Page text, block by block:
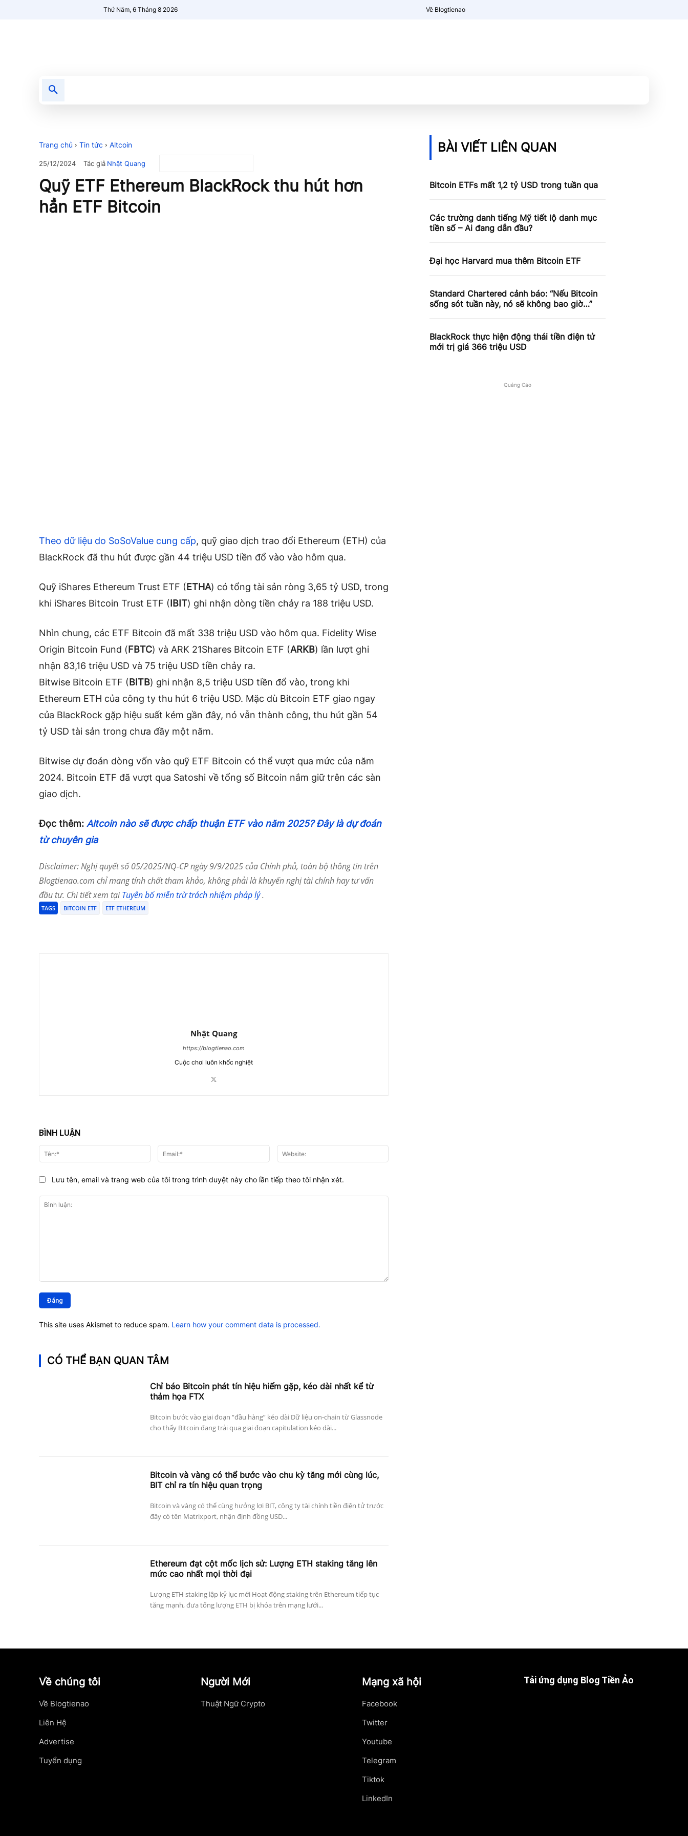
Thứ Năm, 6 Tháng 8 2026 Về Blogtienao
Trang chủ Tin tức Altcoin
25/12/2024 Tác giả Nhật Quang
Quỹ ETF Ethereum BlackRock thu hút hơn
hẳn ETF Bitcoin
Theo dữ liệu do SoSoValue cung cấp, quỹ giao dịch trao đổi Ethereum (ETH) của
BlackRock đã thu hút được gần 44 triệu USD tiền đổ vào vào hôm qua.
Quỹ iShares Ethereum Trust ETF (ETHA) có tổng tài sản ròng 3,65 tỷ USD, trong
khi iShares Bitcoin Trust ETF (IBIT) ghi nhận dòng tiền chảy ra 188 triệu USD.
Nhìn chung, các ETF Bitcoin đã mất 338 triệu USD vào hôm qua. Fidelity Wise
Origin Bitcoin Fund (FBTC) và ARK 21Shares Bitcoin ETF (ARKB) lần lượt ghi
nhận 83,16 triệu USD và 75 triệu USD tiền chảy ra.
Bitwise Bitcoin ETF (BITB) ghi nhận 8,5 triệu USD tiền đổ vào, trong khi
Ethereum ETH của công ty thu hút 6 triệu USD. Mặc dù Bitcoin ETF giao ngay
của BlackRock gặp hiệu suất kém gần đây, nó vẫn thành công, thu hút gần 54
tỷ USD tài sản trong chưa đầy một năm.
Bitwise dự đoán dòng vốn vào quỹ ETF Bitcoin có thể vượt qua mức của năm
2024. Bitcoin ETF đã vượt qua Satoshi về tổng số Bitcoin nắm giữ trên các sàn
giao dịch.
Đọc thêm: Altcoin nào sẽ được chấp thuận ETF vào năm 2025? Đây là dự đoán
từ chuyên gia
Disclaimer: Nghị quyết số 05/2025/NQ-CP ngày 9/9/2025 của Chính phủ, toàn bộ thông tin trên
Blogtienao.com chỉ mang tính chất tham khảo, không phải là khuyến nghị tài chính hay tư vấn
đầu tư. Chi tiết xem tạiTuyên bố miễn trừ trách nhiệm pháp lý.
TAGS BITCOIN ETF ETF ETHEREUM
Nhật Quang
https://blogtienao.com
Cuộc chơi luôn khốc nghiệt
BÌNH LUẬN
luận:
Tên:* Email:*
Lưu tên, email và trang web của tôi trong trình duyệt này cho lần tiếp theo tôi nhận xét.
This site uses Akismet to reduce spam. Learn how your comment data is processed.
CÓ THỂ BẠN QUAN TÂM
Chỉ báo Bitcoin phát tín hiệu hiếm gặp, kéo dài nhất kể từ
thảm họa FTX
Bitcoin bước vào giai đoạn “đầu hàng” kéo dài Dữ liệu on-chain từ Glassnode
cho thấy Bitcoin đang trải qua giai đoạn capitulation kéo dài...
Bitcoin và vàng có thể bước vào chu kỳ tăng mới cùng lúc,
BIT chỉ ra tín hiệu quan trọng
Bitcoin và vàng có thể cùng hưởng lợi BIT, công ty tài chính tiền điện tử trước
đây có tên Matrixport, nhận định đồng USD...
Ethereum đạt cột mốc lịch sử: Lượng ETH staking tăng lên
mức cao nhất mọi thời đại
Lượng ETH staking lập kỷ lục mới Hoạt động staking trên Ethereum tiếp tục
tăng mạnh, đưa tổng lượng ETH bị khóa trên mạng lưới...
BÀI VIẾT LIÊN QUAN
Bitcoin ETFs mất 1,2 tỷ USD trong tuần qua
Các trường danh tiếng Mỹ tiết lộ danh mục
tiền số – Ai đang dẫn đầu?
Đại học Harvard mua thêm Bitcoin ETF
Standard Chartered cảnh báo: “Nếu Bitcoin
sống sót tuần này, nó sẽ không bao giờ…”
BlackRock thực hiện động thái tiền điện tử
mới trị giá 366 triệu USD
Quảng Cáo
Về chúng tôi
Về Blogtienao
Liên Hệ
Advertise
Tuyển dụng
Người Mới
Thuật Ngữ Crypto
Mạng xã hội
Facebook
Twitter
Youtube
Telegram
Tiktok
LinkedIn
Tải ứng dụng Blog Tiền Ảo